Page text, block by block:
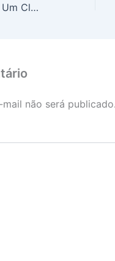
Saltimbocca alla Romana: Um Clássico da Italiano Delicioso
não será publicado.